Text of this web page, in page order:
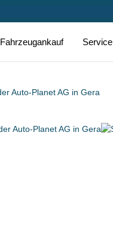
Fahrzeugankauf Service